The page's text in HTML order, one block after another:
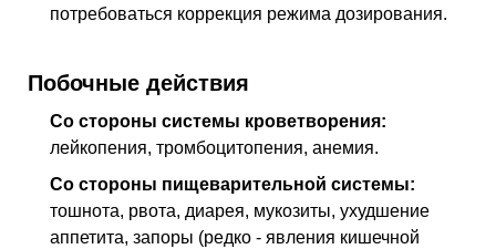
потребоваться коррекция режима дозирования.
Побочные действия
Со стороны системы кроветворения:
лейкопения, тромбоцитопения, анемия.
Со стороны пищеварительной системы:
тошнота, рвота, диарея, мукозиты, ухудшение
аппетита, запоры (редко - явления кишечной